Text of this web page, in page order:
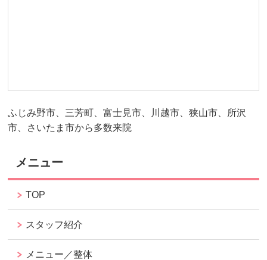
ふじみ野市、三芳町、富士見市、川越市、狭山市、所沢
市、さいたま市から多数来院
メニュー
TOP
スタッフ紹介
メニュー／整体